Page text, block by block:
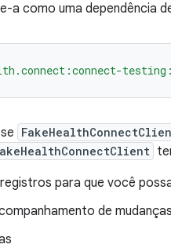
a como uma dependência
para que você
de mudanças